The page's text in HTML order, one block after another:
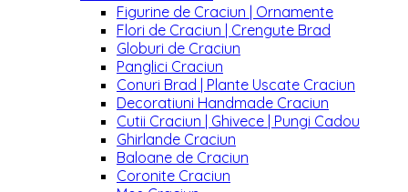
Figurine de Craciun | Ornamente
Flori de Craciun | Crengute Brad
Globuri de Craciun
Panglici Craciun
Conuri Brad | Plante Uscate Craciun
Decoratiuni Handmade Craciun
Cutii Craciun | Ghivece | Pungi Cadou
Ghirlande Craciun
Baloane de Craciun
Coronite Craciun